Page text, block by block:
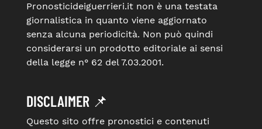
Pronosticideiguerrieri.it non è una testata
giornalistica in quanto viene aggiornato
senza alcuna periodicità. Non può quindi
considerarsi un prodotto editoriale ai sensi
della legge n° 62 del 7.03.2001.
DISCLAIMER 📌
Questo sito offre pronostici e contenuti